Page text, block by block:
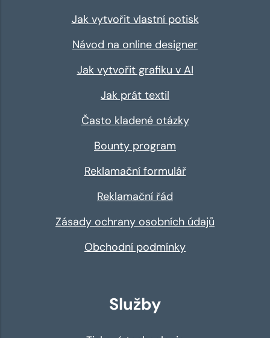
Jak vytvořit vlastní potisk
Návod na online designer
Jak vytvořit grafiku v AI
Jak prát textil
Často kladené otázky
Bounty program
Reklamační formulář
Reklamační řád
Zásady ochrany osobních údajů
Obchodní podmínky
Služby